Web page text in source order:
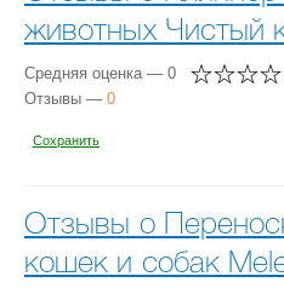
животных Чистый
Средняя оценка — 0
Отзывы — 0
Сохранить
Отзывы о
кошек и собак